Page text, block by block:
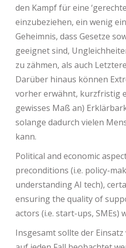
den Kampf für eine
einzubeziehen, ein wenig
Geheimnis, dass Gesetze
geeignet sind,
zu zähmen, als auch
Darüber hinaus können
vorher erwähnt, kurzfristig
gewisses Maß an)
solange dadurch vielen
kann.
Political and economic
preconditions (i.e. policy-
understanding AI tech),
ensuring the quality of
actors (i.e. start-ups, SMEs)
Insgesamt sollte der